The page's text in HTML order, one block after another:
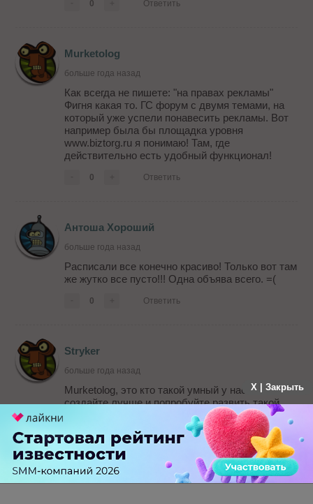
0 Ответить
Murketolog
больше года назад
Как всегда не пишете: "на правах рекламы"
Фигня какая то. ГС форум с двумя темами, на
который уже успели понавесить рекламы. Вот
например была бы площадка уровня
www.biztorg.ru я понимаю! Там, где
действительно есть удобный функционал!
0 Ответить
Антоша Хороший
больше года назад
Расписали все конечно красиво! Только вот там
же жутко все пусто!!! Одна объява всего. =(
0 Ответить
Stryker
больше года назад
Murketolog, это кто такой умный у нас? Так
создайте лучше и попробуйте развить такой
проект? Потом школообразные фразочки
будете выкидывать здесь. Ещё бы с
фейсбуком сравнили.
Антоша Хороший, это только начало. "Новая
биржа" никак не может быть заполнена
объявлениями, естественно.
X | Закрыть